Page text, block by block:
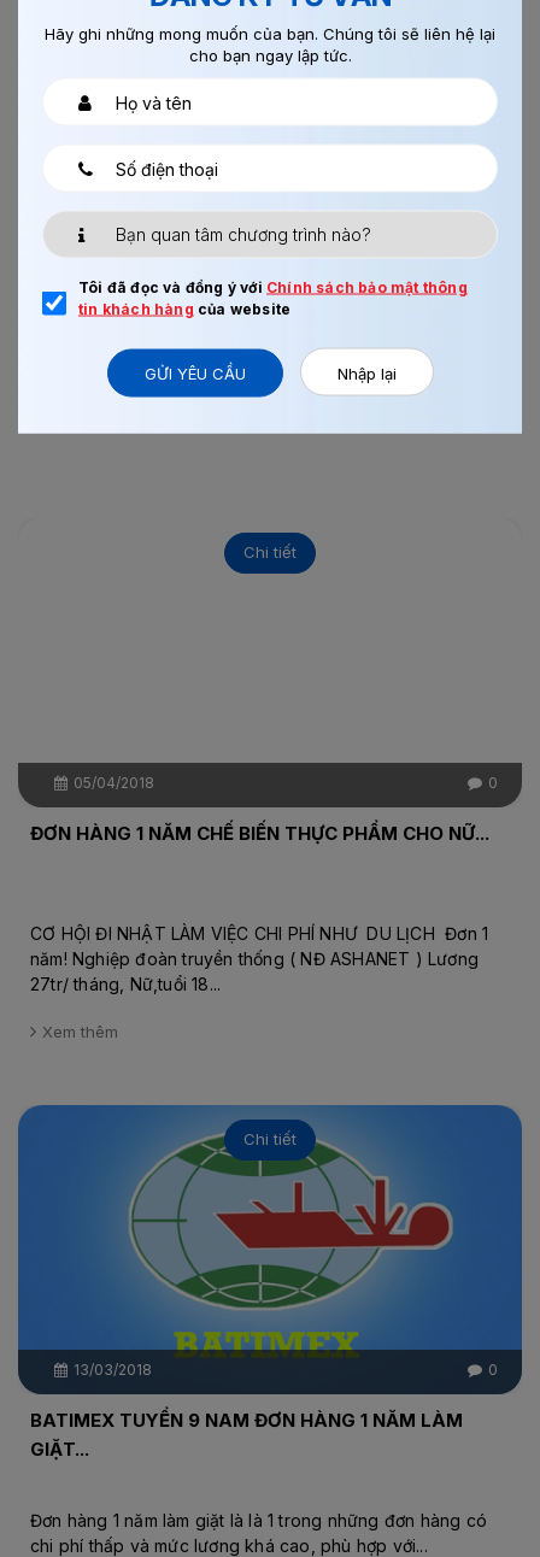
ĐƠN HÀNG CHẾ BIẾN THỰC PHẨM 1 NĂM CHO
Trên cơ sở của Hợp đồng cung ứng phái cử và tiếp nhận
Thực tập sinh kỹ năng Việt Nam sang Nhật Bản được ký...
05/04/2018 0
Chi tiết
ĐƠN HÀNG 1 NĂM CHẾ BIẾN THỰC PHẨM CHO NỮ...
CƠ HỘI ĐI NHẬT LÀM VIỆC CHI PHÍ NHƯ DU LỊCH Đơn 1
năm! Nghiệp đoàn truyền thống ( NĐ ASHANET ) Lương
27tr/ tháng, Nữ,tuổi 18...
Xem thêm
13/03/2018 0
Chi tiết
BATIMEX TUYỂN 9 NAM ĐƠN HÀNG 1 NĂM LÀM
GIẶT...
Đơn hàng 1 năm làm giặt là là 1 trong những đơn hàng có
chi phí thấp và mức lương khá cao, phù hợp với...
Hãy ghi những mong muốn của bạn. Chúng tôi sẽ liên hệ lại
cho bạn ngay lập tức.
Tôi đã đọc và đồng ý với Chính sách bảo mật thông
tin khách hàng của website
GỬI YÊU CẦU Nhập lại